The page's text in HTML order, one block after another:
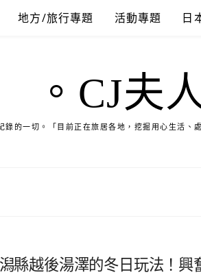
地方/旅行專題 活動專題 日
。CJ夫
錄的一切。「目前正在旅居各地，挖掘用心生活、
縣越後湯澤的冬日玩法！興